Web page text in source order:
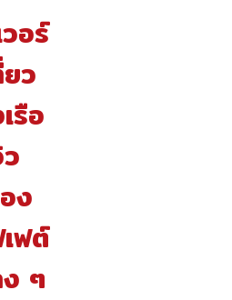
อร์
ว
รือ
ง
ฟต์
ๆ